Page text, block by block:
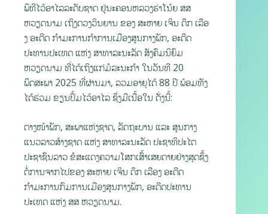
ພິທີໄວ້ອາໄລລະດັບຊາດ ຢູ່ນະຄອນຫລວງຮ່າໂນ້ຍ ສສ
ຫວຽດນາມ ເຖິງດວງວິນຍານ ຂອງ ສະຫາຍ ເຈິນ ດຶກ ເລືອ
ງ ອະດີດ ກໍາມະການກໍາການເມືອງສູນກາງພັກ, ອະດີດ
ປະທານປະເທດ ແຫ່ງ ສາທາລະນະລັດ ສັງຄົມນິຍົມ
ຫວຽດນາມ ທີ່ໄດ້ເຖິງແກ່ມໍລະນະກໍາ ໃນວັນທີ 20
ພຶດສະພາ 2025 ທີ່ຜ່ານມາ, ລວມອາຍຸໄດ້ 88 ປີ ພ້ອມທັງ
ໄດ້ຮ່ວມ ຂຽນປຶ້ມໄວ້ອາໄລ ຊຶ່ງມີເນື້ອໃນ ດັ່ງນີ້:
ຕາງໜ້າພັກ, ສະພາແຫ່ງຊາດ, ລັດຖະບານ ແລະ ສູນກາງ
ແນວລາວສ້າງຊາດ ແຫ່ງ ສາທາລະນະລັດ ປະຊາທິປະໄຕ
ປະຊາຊົນລາວ ຂໍສະແດງຄວາມໂສກເສົ້າເສຍດາຍຢ່າງສຸດຊຶ້ງ
ຕໍ່ການຈາກໄປຂອງ ສະຫາຍ ເຈິນ ດຶກ ເລືອງ ອະດີດ
ກຳມະການກົມການເມືອງສູນກາງພັກ, ອະດີດປະທານ
ປະເທດ ແຫ່ງ ສສ ຫວຽດນາມ.